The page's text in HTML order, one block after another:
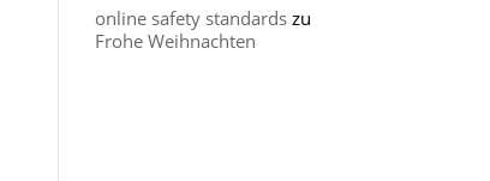
online safety standards zu
Frohe Weihnachten